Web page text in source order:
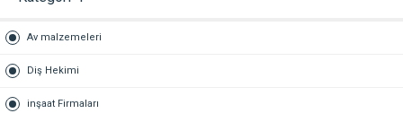
Av malzemeleri
Diş Hekimi
inşaat Firmaları